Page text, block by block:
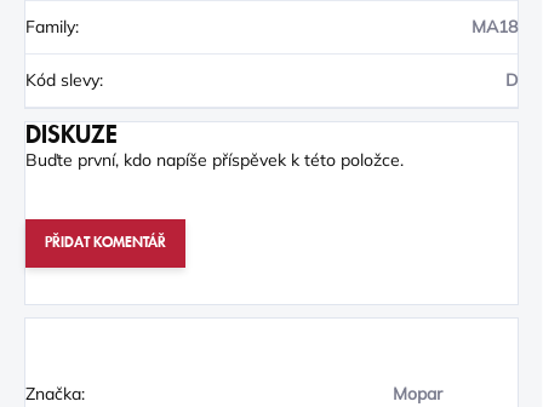
Family: MA18
Kód slevy: D
DISKUZE
Buďte první, kdo napíše příspěvek k této položce.
PŘIDAT KOMENTÁŘ
Značka: Mopar